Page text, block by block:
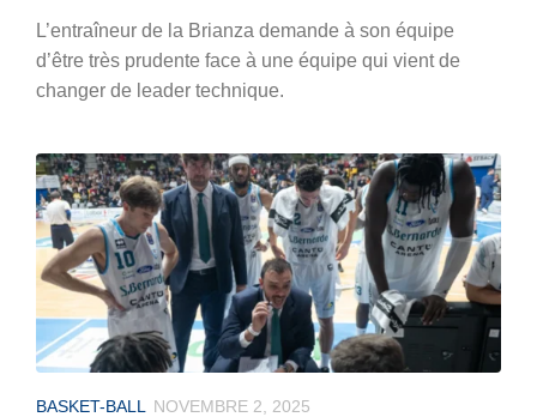
L’entraîneur de la Brianza demande à son équipe
d’être très prudente face à une équipe qui vient de
changer de leader technique.
BASKET-BALL NOVEMBRE 2, 2025